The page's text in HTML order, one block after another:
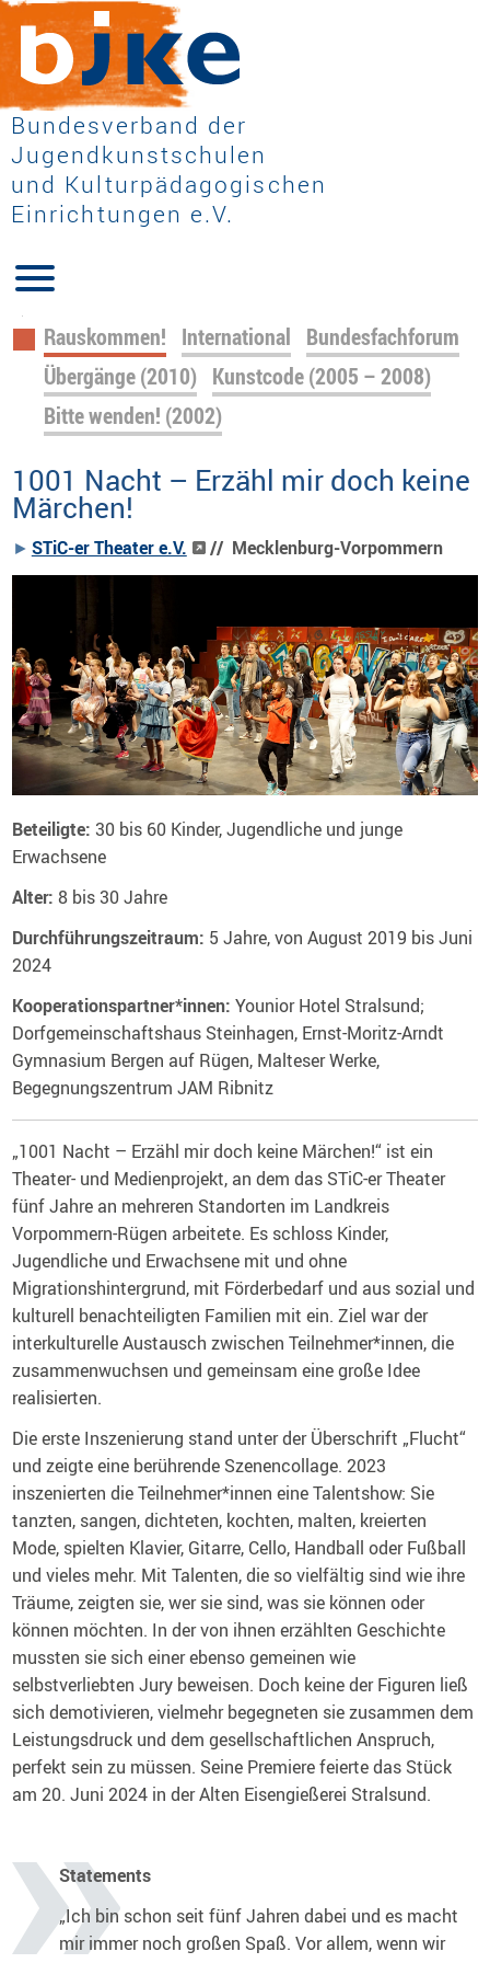
Bundesverband der
Jugendkunstschulen
und Kulturpädagogischen
Einrichtungen e.V.
Navigation
überspringen
Rauskommen! International Bundesfachforum
Übergänge (2010) Kunstcode (2005 – 2008)
Bitte wenden! (2002)
1001 Nacht – Erzähl mir doch keine
Märchen!
STiC-er Theater e.V. // Mecklenburg-Vorpommern
Beteiligte: 30 bis 60 Kinder, Jugendliche und junge
Erwachsene
Alter: 8 bis 30 Jahre
Durchführungszeitraum: 5 Jahre, von August 2019 bis Juni
2024
Kooperationspartner*innen:Younior Hotel Stralsund;
Dorfgemeinschaftshaus Steinhagen, Ernst-Moritz-Arndt
Gymnasium Bergen auf Rügen, Malteser Werke,
Begegnungszentrum JAM Ribnitz
„1001 Nacht – Erzähl mir doch keine Märchen!“ ist ein
Theater- und Medienprojekt, an dem das STiC-er Theater
fünf Jahre an mehreren Standorten im Landkreis
Vorpommern-Rügen arbeitete. Es schloss Kinder,
Jugendliche und Erwachsene mit und ohne
Migrationshintergrund, mit Förderbedarf und aus sozial und
kulturell benachteiligten Familien mit ein. Ziel war der
interkulturelle Austausch zwischen Teilnehmer*innen, die
zusammenwuchsen und gemeinsam eine große Idee
realisierten.
Die erste Inszenierung stand unter der Überschrift „Flucht“
und zeigte eine berührende Szenencollage. 2023
inszenierten die Teilnehmer*innen eine Talentshow: Sie
tanzten, sangen, dichteten, kochten, malten, kreierten
Mode, spielten Klavier, Gitarre, Cello, Handball oder Fußball
und vieles mehr. Mit Talenten, die so vielfältig sind wie ihre
Träume, zeigten sie, wer sie sind, was sie können oder
können möchten. In der von ihnen erzählten Geschichte
mussten sie sich einer ebenso gemeinen wie
selbstverliebten Jury beweisen. Doch keine der Figuren ließ
sich demotivieren, vielmehr begegneten sie zusammen dem
Leistungsdruck und dem gesellschaftlichen Anspruch,
perfekt sein zu müssen. Seine Premiere feierte das Stück
am 20. Juni 2024 in der Alten Eisengießerei Stralsund.
Statements
„Ich bin schon seit fünf Jahren dabei und es macht
mir immer noch großen Spaß. Vor allem, wenn wir